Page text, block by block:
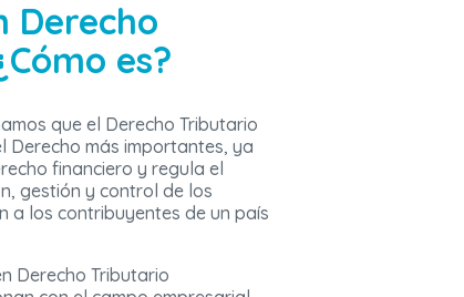
Derecho
es?
que el Derecho Tributario
Derecho más importantes, ya
financiero y regula el
gestión y control de los
a los contribuyentes de un país
Derecho Tributario